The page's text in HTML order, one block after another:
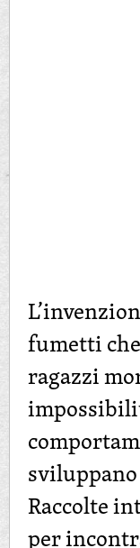
fumetti
ragazzi
Raccolte
per